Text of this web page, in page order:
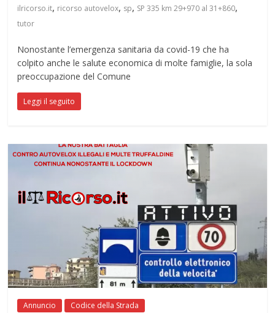
ilricorso.it, ricorso autovelox, sp, SP 335 km 29+970 al 31+860,
tutor
Nonostante l’emergenza sanitaria da covid-19 che ha
colpito anche le salute economica di molte famiglie, la sola
preoccupazione del Comune
Leggi il seguito
Annuncio Codice della Strada